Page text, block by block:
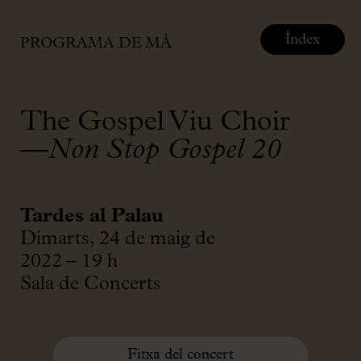
PROGRAMA DE MÀ
The Gospel Viu Choir
—Non Stop Gospel 20
Tardes al Palau
Dimarts, 24 de maig de
2022 – 19 h
Sala de Concerts
Fitxa del concert
Índex